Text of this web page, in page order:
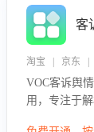
客
淘宝 | 京东 |
VOC客诉舆
用，专注于